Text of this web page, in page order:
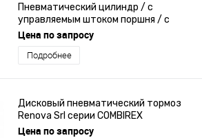
Пневматический цилиндр / с
управляемым штоком поршня / с
магнитным поршнем / двойной
эффект
Цена по запросу
Подробнее
Дисковый пневматический тормоз
Renova Srl серии COMBIREX
Цена по запросу